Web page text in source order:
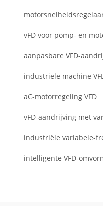
vFD voor pomp- en
aanpasbare VFD-
industriële machine
aC-motorregeling VFD
vFD-aandrijving met
industriële variabele-
intelligente VFD-